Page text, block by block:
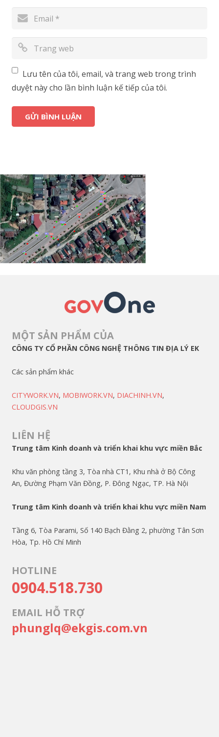
Lưu tên của tôi, email, và trang web trong trình
duyệt này cho lần bình luận kế tiếp của tôi.
MỘT SẢN PHẨM CỦA
CÔNG TY CỔ PHẦN CÔNG NGHỆ THÔNG TIN ĐỊA LÝ EK
Các sản phẩm khác
CITYWORK.VN, MOBIWORK.VN, DIACHINH.VN,
CLOUDGIS.VN
LIÊN HỆ
Trung tâm Kinh doanh và triển khai khu vực miền Bắc
Khu văn phòng tầng 3, Tòa nhà CT1, Khu nhà ở Bộ Công
An, Đường Phạm Văn Đồng, P. Đông Ngạc, TP. Hà Nội
Trung tâm Kinh doanh và triển khai khu vực miền Nam
Tầng 6, Tòa Parami, Số 140 Bạch Đằng 2, phường Tân Sơn
Hòa, Tp. Hồ Chí Minh
HOTLINE
0904.518.730
EMAIL HỖ TRỢ
phunglq@ekgis.com.vn